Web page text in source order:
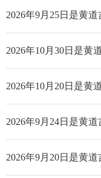
2026年9月25日是黄
2026年10月30日是黄
2026年10月20日是黄
2026年9月24日是黄
2026年9月20日是黄